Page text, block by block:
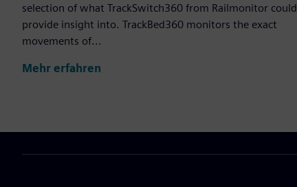
selection of what TrackSwitch360 from Railmonitor could
provide insight into. TrackBed360 monitors the exact
movements of...
Mehr erfahren